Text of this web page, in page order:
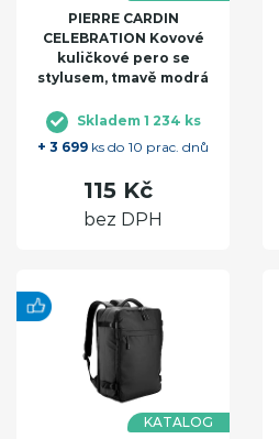
PIERRE CARDIN
CELEBRATION Kovové
kuličkové pero se
stylusem, tmavě modrá
Skladem 1 234 ks
+ 3 699 ks do 10 prac. dnů
115 Kč
bez DPH
KATALOG